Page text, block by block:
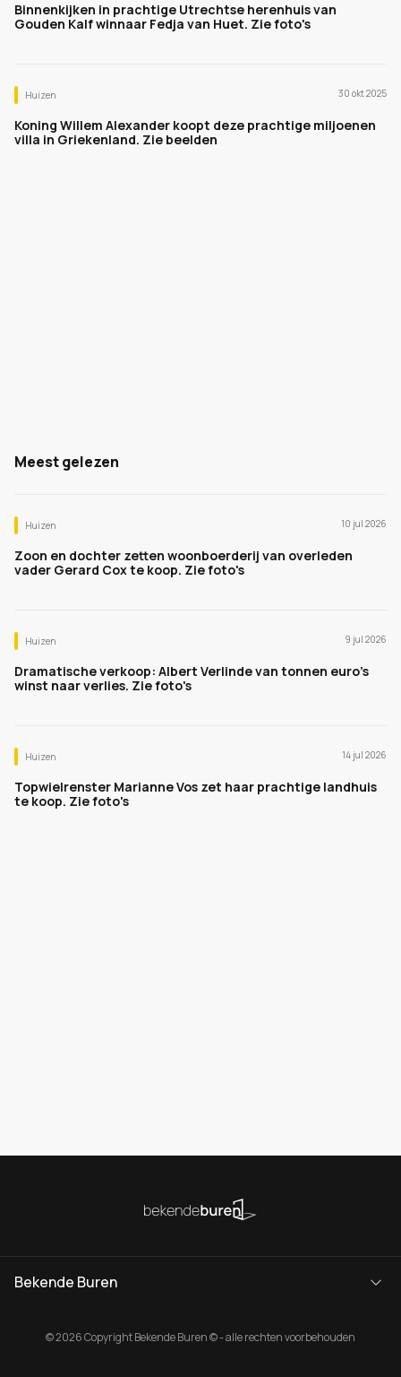
Binnenkijken in prachtige Utrechtse herenhuis van
Gouden Kalf winnaar Fedja van Huet. Zie foto's
Huizen 30 okt 2025
Koning Willem Alexander koopt deze prachtige miljoenen
villa in Griekenland. Zie beelden
Meest gelezen
Huizen 10 jul 2026
Zoon en dochter zetten woonboerderij van overleden
vader Gerard Cox te koop. Zie foto's
Huizen 9 jul 2026
Dramatische verkoop: Albert Verlinde van tonnen euro's
winst naar verlies. Zie foto's
Huizen 14 jul 2026
Topwielrenster Marianne Vos zet haar prachtige landhuis
te koop. Zie foto's
Bekende Buren
© 2026 Copyright Bekende Buren © - alle rechten voorbehouden